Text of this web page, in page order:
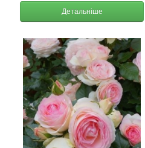
Детальніше